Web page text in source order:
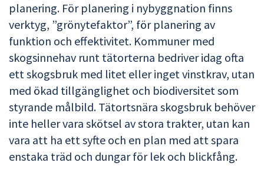
planering. För planering i nybyggnation finns
verktyg, ”grönytefaktor”, för planering av
funktion och effektivitet. Kommuner med
skogsinnehav runt tätorterna bedriver idag ofta
ett skogsbruk med litet eller inget vinstkrav, utan
med ökad tillgänglighet och biodiversitet som
styrande målbild. Tätortsnära skogsbruk behöver
inte heller vara skötsel av stora trakter, utan kan
vara att ha ett syfte och en plan med att spara
enstaka träd och dungar för lek och blickfång.